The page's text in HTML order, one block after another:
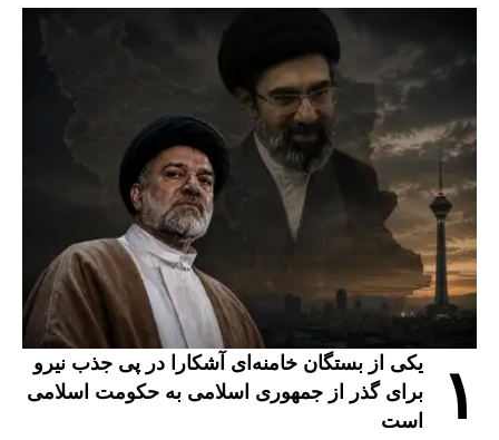
۱
یکی از بستگان خامنه‌ای آشکارا در پی جذب نیرو
برای گذر از جمهوری اسلامی به حکومت اسلامی
است